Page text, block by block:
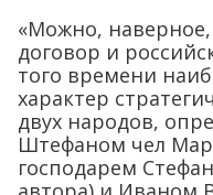
«Можно,
договор и
того времени
характер
двух народов,
Штефаном чел
господарем